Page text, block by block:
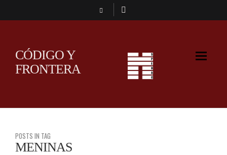
CÓDIGO Y
FRONTERA
POSTS IN TAG
MENINAS